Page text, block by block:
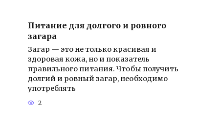
Питание для долгого и ровного
загара
Загар — это не только красивая и
здоровая кожа, но и показатель
правильного питания. Чтобы получить
долгий и ровный загар, необходимо
употреблять
2